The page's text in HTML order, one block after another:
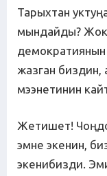
Тарыхтан
мындайды?
жазган биздин,
мээнетинин
Жетишет!
эмне экенин,
экенибизди.